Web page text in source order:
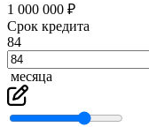
1 000 000 ₽
Срок кредита
84
месяца